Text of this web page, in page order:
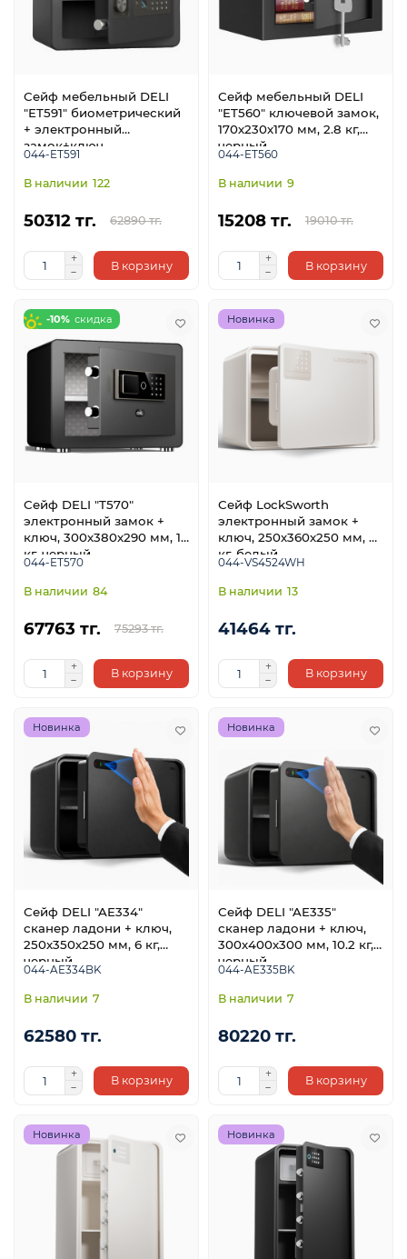
Сейф мебельный DELI
"ET591" биометрический
+ электронный
замок+ключ,
250х350х250 мм, 8,6 кг,
черный
044-ET591
122
50312 тг. 62890 тг.
В корзину
Сейф мебельный DELI
"ET560" ключевой замок,
170х230х170 мм, 2.8 кг,
черный
044-ET560
9
15208 тг. 19010 тг.
В корзину
-10%
Сейф DELI "T570"
электронный замок +
ключ, 300х380х290 мм, 18
кг, черный
044-ET570
84
67763 тг. 75293 тг.
В корзину
Новинка
Сейф LockSworth
электронный замок +
ключ, 250х360х250 мм, 6
кг, белый
044-VS4524WH
13
41464 тг.
В корзину
Новинка
Сейф DELI "AE334"
сканер ладони + ключ,
250х350х250 мм, 6 кг,
черный
044-AE334BK
7
62580 тг.
В корзину
Новинка
Сейф DELI "AE335"
сканер ладони + ключ,
300х400х300 мм, 10.2 кг,
черный
044-AE335BK
7
80220 тг.
В корзину
Новинка Новинка